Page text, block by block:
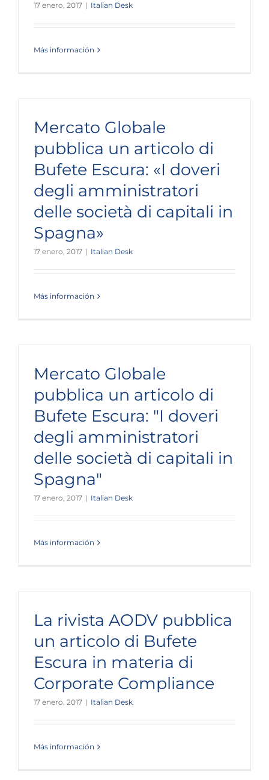
17 enero, 2017 | Italian Desk
Más información
Mercato Globale
pubblica un articolo di
Bufete Escura: «I doveri
degli amministratori
delle società di capitali in
Spagna»
17 enero, 2017 | Italian Desk
Más información
Mercato Globale
pubblica un articolo di
Bufete Escura: "I doveri
degli amministratori
delle società di capitali in
Spagna"
17 enero, 2017 | Italian Desk
Más información
La rivista AODV pubblica
un articolo di Bufete
Escura in materia di
Corporate Compliance
17 enero, 2017 | Italian Desk
Más información